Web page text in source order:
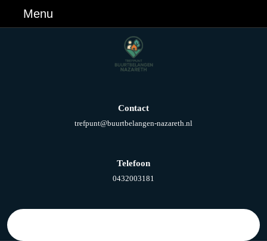
Menu
Contact
trefpunt@buurtbelangen-nazareth.nl
Telefoon
0432003181